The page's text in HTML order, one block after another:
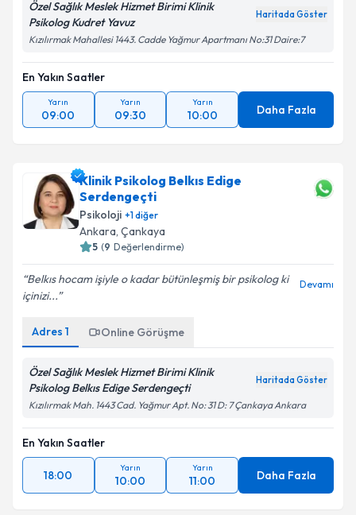
Özel Sağlık Meslek Hizmet Birimi Klinik
Psikolog Kudret Yavuz
Kızılırmak Mahallesi 1443. Cadde Yağmur Apartmanı No:31 Daire:7
En Yakın Saatler
Yarın
09:00
Yarın
09:30
Yarın
10:00 Daha Fazla
Klinik Psikolog Belkıs Edige
Serdengeçti
Psikoloji diğer
Ankara, Çankaya
( Değerlendirme)
Belkıs hocam işiyle o kadar bütünleşmiş bir psikolog ki
içinizi...
Adres 1 Online Görüşme
Özel Sağlık Meslek Hizmet Birimi Klinik
Psikolog Belkıs Edige Serdengeçti
Kızılırmak Mah. 1443 Cad. Yağmur Apt. No: 31 D: 7 Çankaya Ankara
En Yakın Saatler
18:00
Yarın
10:00
Yarın
11:00 Daha Fazla